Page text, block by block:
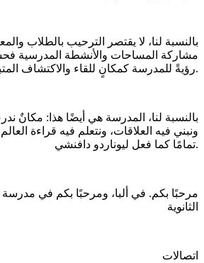
بالنسبة لنا، لا يقتصر الترحيب بالطلاب
مشاركة المساحات والأنشطة المدرسية
رؤيةً للمدرسة كمكانٍ للقاء والاكتشاف المتبادل والنمو الثقافي.
بالنسبة لنا، المدرسة هي أيضًا هذا: مكانٌ
ونبني فيه العلاقات، ونتعلم فيه قراءة
تمامًا كما فعل ليوناردو دافنشي.
مرحبًا بكم. في ألبا، ومرحبًا بكم في مدرسة
الثانوية
اتصالات